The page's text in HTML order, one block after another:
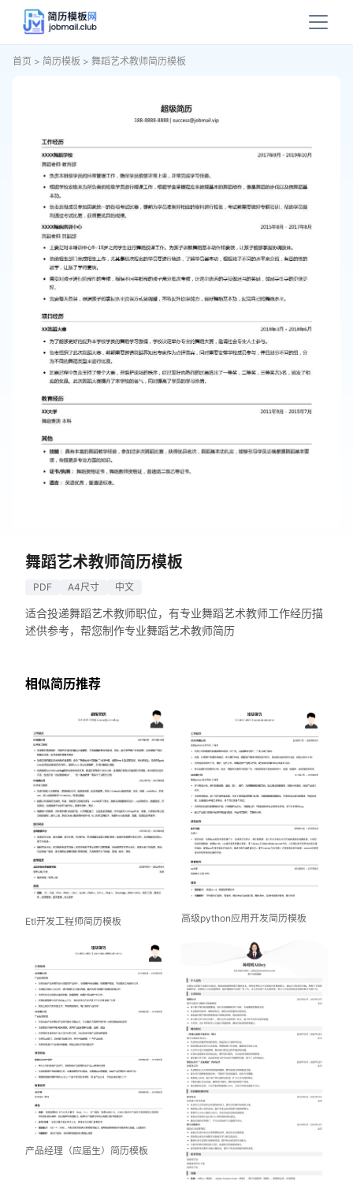
首页 > 简历模板 > 舞蹈艺术教师简历模板
舞蹈艺术教师简历模板
PDF A4尺寸 中文
适合投递舞蹈艺术教师职位，有专业舞蹈艺术教师工作经历描
述供参考，帮您制作专业舞蹈艺术教师简历
相似简历推荐
Etl开发工程师简历模板 高级python应用开发简历模板
产品经理（应届生）简历模板